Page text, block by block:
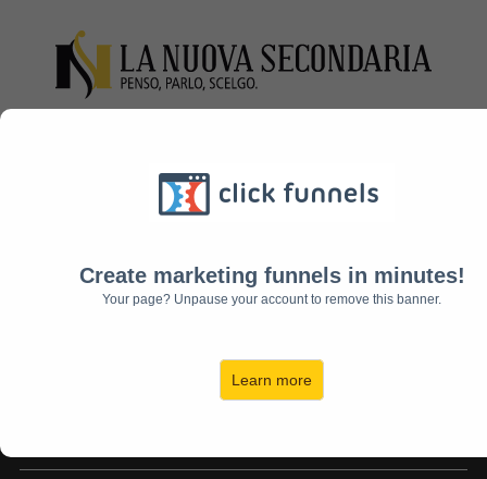
Create marketing funnels in minutes!
Your page? Unpause your account to remove this banner.
Learn more
Grazie per la
Tua Richiesta!
Ecco i Tuoi Prossimi Step...